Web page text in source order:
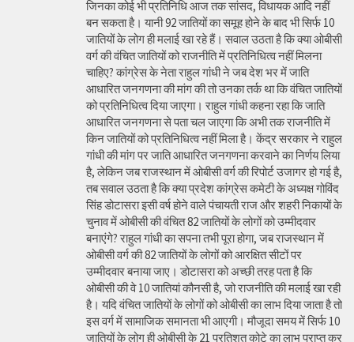
जिनका कोई भी प्रतिनिधि आज तक सांसद, विधायक आदि नहीं
बन सकता है। यानी 92 जातियों का समूह होने के बाद भी सिर्फ 10
जातियों के लोग ही मलाई खा रहे हैं। सवाल उठता है कि क्या ओबीसी
वर्ग की वंचित जातियों को राजनीति में प्रतिनिधित्व नहीं मिलना
चाहिए? कांग्रेस के नेता राहुल गांधी ने जब देश भर में जाति
आधारित जनगणना की मांग की तो उनका तर्क था कि वंचित जातियों
को प्रतिनिधित्व दिया जाएगा। राहुल गांधी कहना रहा कि जाति
आधारित जनगणना से पता चल जाएगा कि अभी तक राजनीति में
किन जातियों को प्रतिनिधित्व नहीं मिला है। केंद्र सरकार ने राहुल
गांधी की मांग पर जाति आधारित जनगणना करवाने का निर्णय लिया
है, लेकिन जब राजस्थान में ओबीसी वर्ग की रिपोर्ट उजागर हो गई है,
तब सवाल उठता है कि क्या प्रदेश कांग्रेस कमेटी के अध्यक्ष गोविंद
सिंह डोटासरा इसी वर्ष होने वाले पंचायती राज और शहरी निकायों के
चुनाव में ओबीसी की वंचित 82 जातियों के लोगों को उम्मीदवार
बनाएंगे? राहुल गांधी का सपना तभी पूरा होगा, जब राजस्थान में
ओबीसी वर्ग की 82 जातियों के लोगों को आरक्षित सीटों पर
उम्मीदवार बनाया जाए। डोटासरा को अच्छी तरह पता है कि
ओबीसी की वे 10 जातियां कौनसी है, जो राजनीति की मलाई खा रही
है। यदि वंचित जातियों के लोगों को ओबीसी का लाभ दिया जाता है तो
इस वर्ग में सामाजिक समानता भी आएगी। मौजूदा समय में सिर्फ 10
जातियों के लोग ही ओबीसी के 21 प्रतिशत कोटे का लाभ प्राप्त कर